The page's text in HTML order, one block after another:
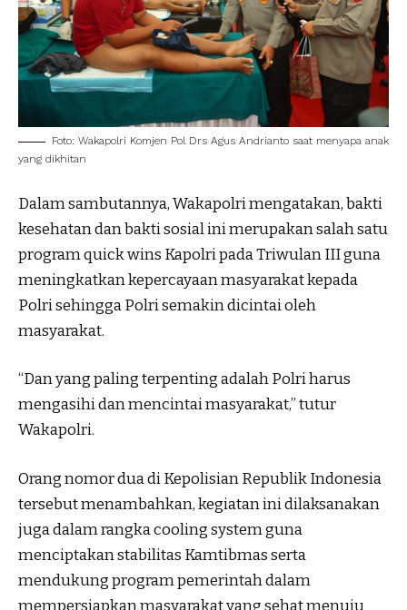
Foto: Wakapolri Komjen Pol Drs Agus Andrianto saat menyapa anak
yang dikhitan
Dalam sambutannya, Wakapolri mengatakan, bakti
kesehatan dan bakti sosial ini merupakan salah satu
program quick wins Kapolri pada Triwulan III guna
meningkatkan kepercayaan masyarakat kepada
Polri sehingga Polri semakin dicintai oleh
masyarakat.
“Dan yang paling terpenting adalah Polri harus
mengasihi dan mencintai masyarakat,” tutur
Wakapolri.
Orang nomor dua di Kepolisian Republik Indonesia
tersebut menambahkan, kegiatan ini dilaksanakan
juga dalam rangka cooling system guna
menciptakan stabilitas Kamtibmas serta
mendukung program pemerintah dalam
mempersiapkan masyarakat yang sehat menuju